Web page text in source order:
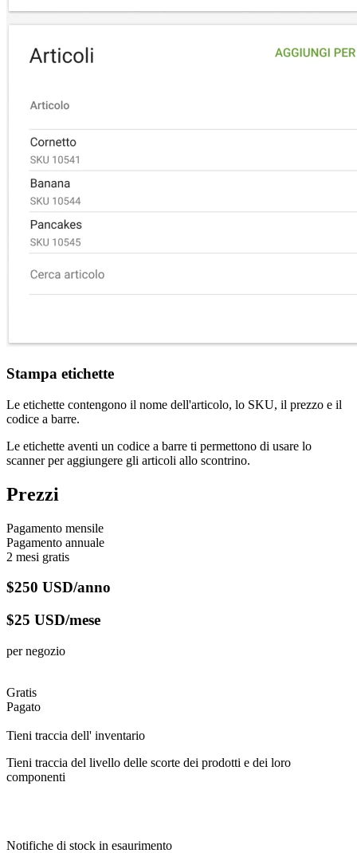
Stampa etichette
Le etichette contengono il nome dell'articolo, lo SKU, il prezzo e il
codice a barre.
Le etichette aventi un codice a barre ti permettono di usare lo
scanner per aggiungere gli articoli allo scontrino.
Prezzi
Pagamento mensile
Pagamento annuale
2 mesi gratis
$250 USD/anno
$25 USD/mese
per negozio
Gratis
Pagato
Tieni traccia dell' inventario
Tieni traccia del livello delle scorte dei prodotti e dei loro
componenti
Notifiche di stock in esaurimento